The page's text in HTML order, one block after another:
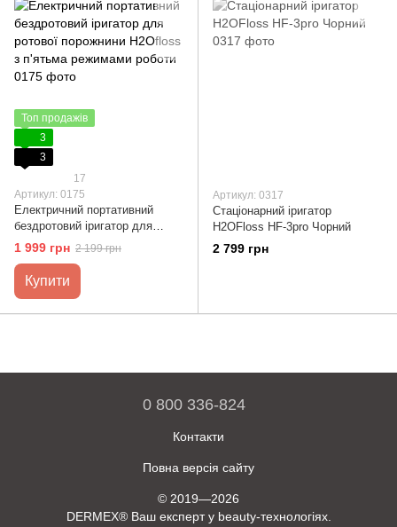
Топ продажів
3
3
17
Артикул: 0175
Електричний портативний
бездротовий іригатор для
ротової порожнини H2Ofloss з
п'ятьма режимами роботи
1 999 грн 2 199 грн
Купити
Артикул: 0317
Стаціонарний іригатор
H2OFloss HF-3pro Чорний
2 799 грн
0 800 336-824
Контакти
Повна версія сайту
© 2019—2026
DERMEX® Ваш експерт у beauty-технологіях.